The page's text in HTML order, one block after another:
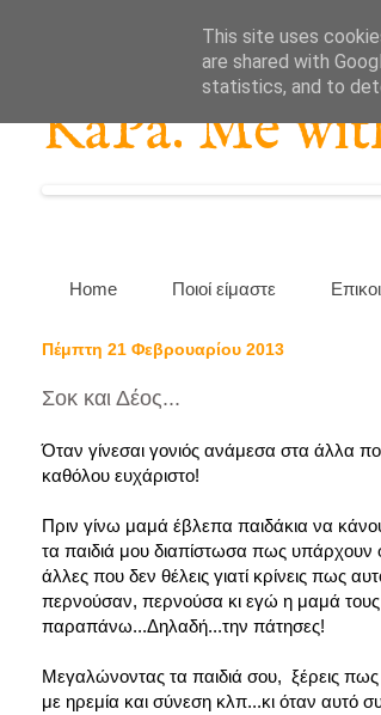
KaPa. Me
Home Ποιοί είμαστε
Πέμπτη 21 Φεβρουαρίου 2013
Σοκ και Δέος...
Όταν γίνεσαι γονιός ανάμεσα στα άλλα
καθόλου ευχάριστο!
Πριν γίνω μαμά έβλεπα παιδάκια να
τα παιδιά μου διαπίστωσα πως υπάρχουν
άλλες που δεν θέλεις γιατί κρίνεις πως
περνούσαν, περνούσα κι εγώ η μαμά τους
παραπάνω...Δηλαδή...την πάτησες!
Μεγαλώνοντας τα παιδιά σου, ξέρεις πως
με ηρεμία και σύνεση κλπ...κι όταν αυτό
This site uses
are shared with
statistics, and to